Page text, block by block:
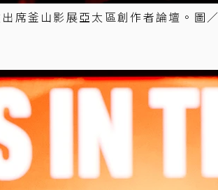
席釜山影展亞太區創作者論壇。圖／